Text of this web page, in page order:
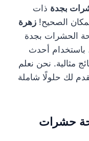
بجدة ذات
الصحيح! زهرة
الحشرات بجدة
باستخدام أحدث
مثالية. نحن نعلم
لك حلولًا شاملة
حشرات